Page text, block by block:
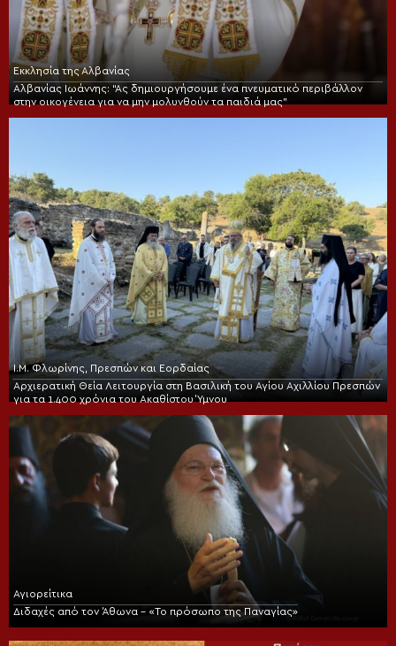
Εκκλησία της Αλβανίας
Αλβανίας Ιωάννης: “Ας δημιουργήσουμε ένα πνευματικό περιβάλλον
στην οικογένεια για να μην μολυνθούν τα παιδιά μας”
Ι.Μ. Φλωρίνης, Πρεσπών και Εορδαίας
Αρχιερατική Θεία Λειτουργία στη Βασιλική του Αγίου Αχιλλίου Πρεσπών
για τα 1.400 χρόνια του Ακαθίστου Ύμνου
Αγιορείτικα
Διδαχές από τον Άθωνα – «Το πρόσωπο της Παναγίας»